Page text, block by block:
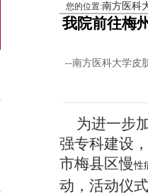
就诊指南 人才
您的位置:南方医科
我院前往梅
--南方医科大学皮
为进一步
强专科建设
市梅县区慢性
动，活动仪